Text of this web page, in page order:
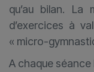
qu’au bilan. La
d’exercices à
« micro-
A chaque